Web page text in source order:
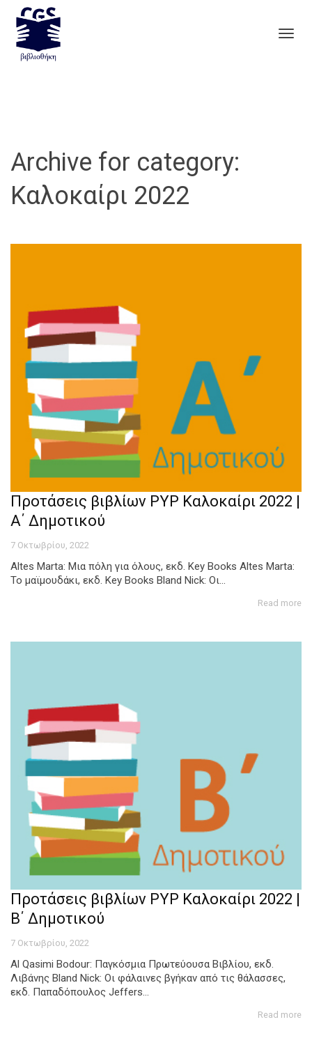
Archive for category:
Καλοκαίρι 2022
Προτάσεις βιβλίων PYP Καλοκαίρι 2022 |
Α΄ Δημοτικού
7 Οκτωβρίου, 2022
Altes Marta: Μια πόλη για όλους, εκδ. Key Books Altes Marta:
Το μαϊμουδάκι, εκδ. Key Books Bland Nick: Οι...
Read more
Προτάσεις βιβλίων PYP Καλοκαίρι 2022 |
Β΄ Δημοτικού
7 Οκτωβρίου, 2022
Al Qasimi Bodour: Παγκόσμια Πρωτεύουσα Βιβλίου, εκδ.
Λιβάνης Bland Nick: Οι φάλαινες βγήκαν από τις θάλασσες,
εκδ. Παπαδόπουλος Jeffers...
Read more